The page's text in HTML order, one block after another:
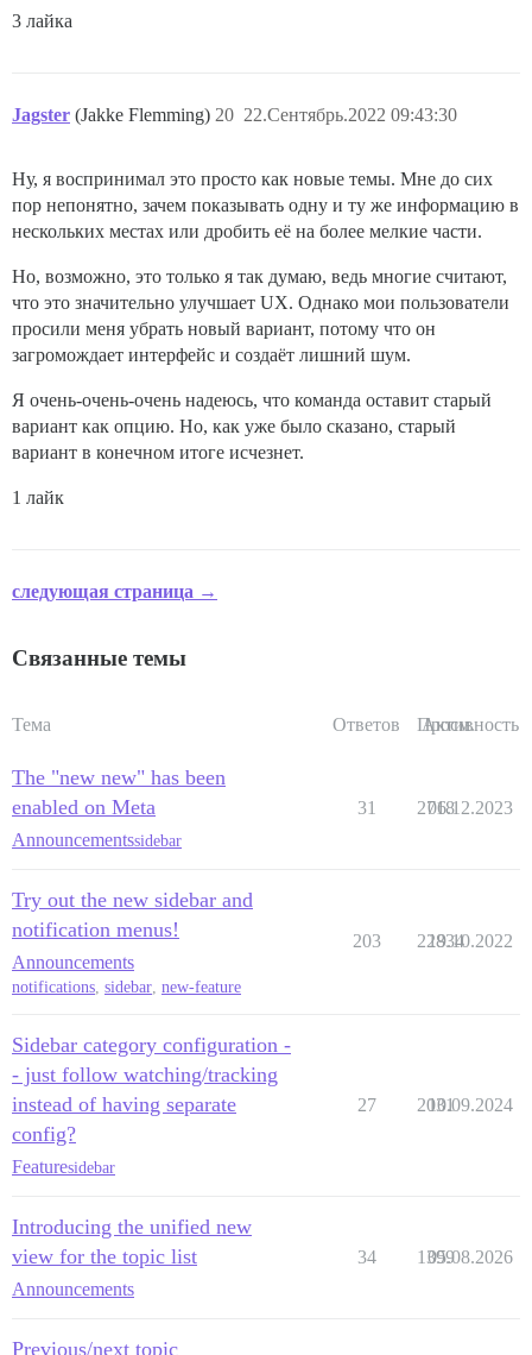
3 лайка
Jagster (Jakke Flemming) 22.Сентябрь.2022 09:43:30
20
Ну, я воспринимал это просто как новые темы. Мне до сих
пор непонятно, зачем показывать одну и ту же информацию в
нескольких местах или дробить её на более мелкие части.
Но, возможно, это только я так думаю, ведь многие считают,
что это значительно улучшает UX. Однако мои пользователи
просили меня убрать новый вариант, потому что он
загромождает интерфейс и создаёт лишний шум.
Я очень-очень-очень надеюсь, что команда оставит старый
вариант как опцию. Но, как уже было сказано, старый
вариант в конечном итоге исчезнет.
1 лайк
следующая страница →
Связанные темы
Тема Ответов Просм.
Активность
The "new new" has been
enabled on Meta
Announcementssidebar
31 2718
06.12.2023
Try out the new sidebar and
notification menus!
Announcements
notifications, sidebar, new-feature
203 22834
19.10.2022
Sidebar category configuration -
- just follow watching/tracking
instead of having separate
config?
Featuresidebar
27 2031
10.09.2024
Introducing the unified new
view for the topic list
Announcements
34 1399
05.08.2026
Previous/next topic